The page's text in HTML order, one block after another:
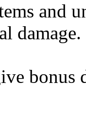
and
damage.
bonus